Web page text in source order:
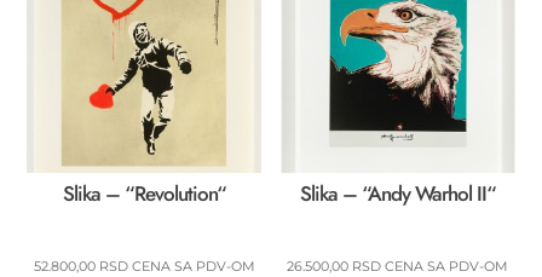
Slika – “Revolution“
52.800,00 RSD CENA SA PDV-OM
Slika – “Andy Warhol II“
26.500,00 RSD CENA SA PDV-OM